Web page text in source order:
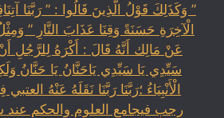
” وَكَذَلِكَ قَوْلُ الَّذِينَ قَالُوا : ” رَبَّنَا
الْآخِرَةِ حَسَنَةً وَقِنَا عَذَابَ النَّارِ ”
عَنْ مَالِك أَنَّهُ قَالَ : أَكْرَهُ لِلرَّجُلِ
سَيِّدِي يَا سَيِّدِي يَاحَنَّانُ يَا حَنَّانُ
الْأَنْبِيَاءُ ؛رَبَّنَا رَبَّنَا نَقَلَهُ عَنْهُ
رجب فيجامع العلوم والحكم عند